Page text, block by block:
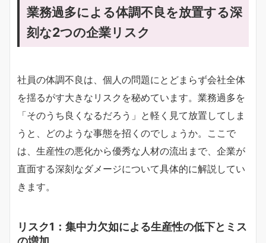
業務過多による体調不良を放置する深
刻な2つの企業リスク
社員の体調不良は、個人の問題にとどまらず会社全体
を揺るがす大きなリスクを秘めています。業務過多を
「そのうち良くなるだろう」と軽く見て放置してしま
うと、どのような事態を招くのでしょうか。ここで
は、生産性の悪化から優秀な人材の流出まで、企業が
直面する深刻なダメージについて具体的に解説してい
きます。
リスク1：集中力欠如による生産性の低下とミス